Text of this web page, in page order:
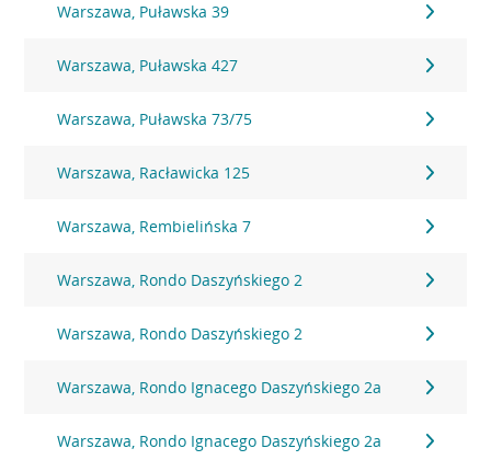
Warszawa, Puławska 39
Warszawa, Puławska 427
Warszawa, Puławska 73/75
Warszawa, Racławicka 125
Warszawa, Rembielińska 7
Warszawa, Rondo Daszyńskiego 2
Warszawa, Rondo Daszyńskiego 2
Warszawa, Rondo Ignacego Daszyńskiego 2a
Warszawa, Rondo Ignacego Daszyńskiego 2a